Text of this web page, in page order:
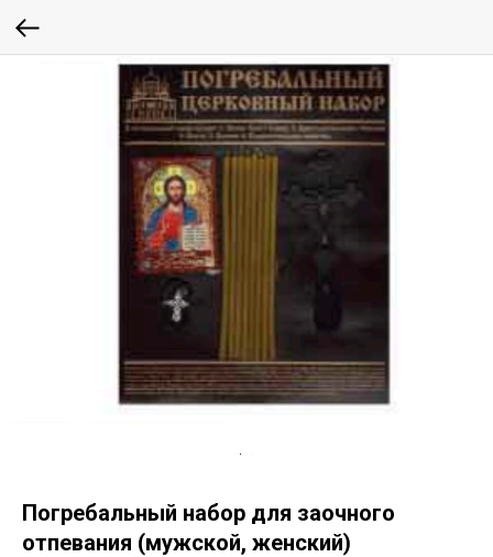
Погребальный набор для заочного
отпевания (мужской, женский)